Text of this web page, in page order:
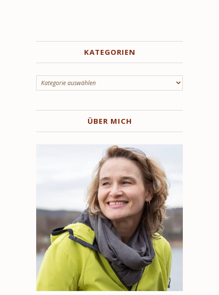
KATEGORIEN
Kategorien
ÜBER MICH